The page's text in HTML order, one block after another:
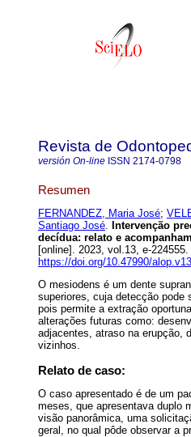
Revista de
versión On-line ISSN 2174-0798
Resumen
FERNANDEZ, Maria José;
Santiago José. Intervenção
decídua: relato e
[online]. 2023, vol.13, e-
https://doi.org/10.47990/
O mesiodens é um dente
superiores, cuja detecção pode
pois permite a extração
alterações futuras como:
adjacentes, atraso na erupção,
vizinhos.
Relato de caso:
O caso apresentado é de um
meses, que apresentava duplo
visão panorâmica, uma
geral, no qual pôde observar a